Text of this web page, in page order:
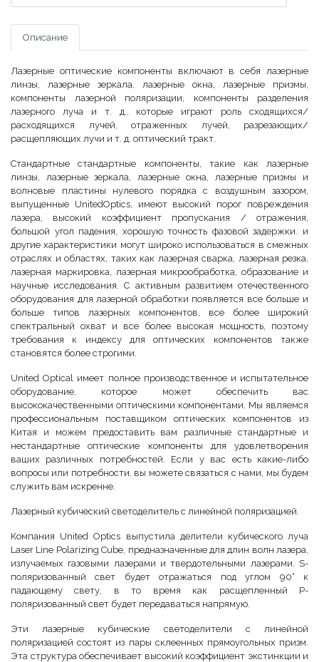
Описание
Лазерные оптические компоненты включают в себя лазерные
линзы, лазерные зеркала, лазерные окна, лазерные призмы,
компоненты лазерной поляризации, компоненты разделения
лазерного луча и т. д., которые играют роль сходящихся/
расходящихся лучей, отраженных лучей, разрезающих/
расщепляющих лучи и т. д. оптический тракт.
Стандартные стандартные компоненты, такие как лазерные
линзы, лазерные зеркала, лазерные окна, лазерные призмы и
волновые пластины нулевого порядка с воздушным зазором,
выпущенные UnitedOptics, имеют высокий порог повреждения
лазера, высокий коэффициент пропускания / отражения,
большой угол падения, хорошую точность фазовой задержки. и
другие характеристики могут широко использоваться в смежных
отраслях и областях, таких как лазерная сварка, лазерная резка,
лазерная маркировка, лазерная микрообработка, образование и
научные исследования. С активным развитием отечественного
оборудования для лазерной обработки появляется все больше и
больше типов лазерных компонентов, все более широкий
спектральный охват и все более высокая мощность, поэтому
требования к индексу для оптических компонентов также
становятся более строгими.
United Optical имеет полное производственное и испытательное
оборудование, которое может обеспечить вас
высококачественными оптическими компонентами. Мы являемся
профессиональным поставщиком оптических компонентов из
Китая и можем предоставить вам различные стандартные и
нестандартные оптические компоненты для удовлетворения
ваших различных потребностей. Если у вас есть какие-либо
вопросы или потребности, вы можете связаться с нами, мы будем
служить вам искренне.
Лазерный кубический светоделитель с линейной поляризацией.
Компания United Optics выпустила делители кубического луча
Laser Line Polarizing Cube, предназначенные для длин волн лазера,
излучаемых газовыми лазерами и твердотельными лазерами. S-
поляризованный свет будет отражаться под углом 90° к
падающему свету, в то время как расщепленный P-
поляризованный свет будет передаваться напрямую.
Эти лазерные кубические светоделители с линейной
поляризацией состоят из пары склеенных прямоугольных призм.
Эта структура обеспечивает высокий коэффициент экстинкции и